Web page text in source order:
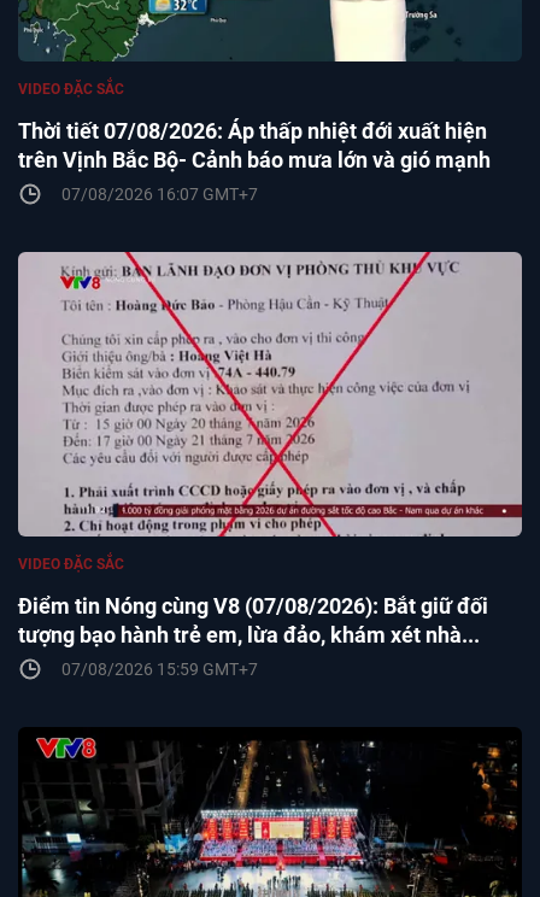
Thời tiết 07/08/2026: Áp thấp nhiệt đới xuất hiện
trên Vịnh Bắc Bộ- Cảnh báo mưa lớn và gió mạnh
VIDEO ĐẶC SẮC
07/08/2026 16:07 GMT+7
Điểm tin Nóng cùng V8 (07/08/2026): Bắt giữ đối
tượng bạo hành trẻ em, lừa đảo, khám xét nhà...
VIDEO ĐẶC SẮC
07/08/2026 15:59 GMT+7